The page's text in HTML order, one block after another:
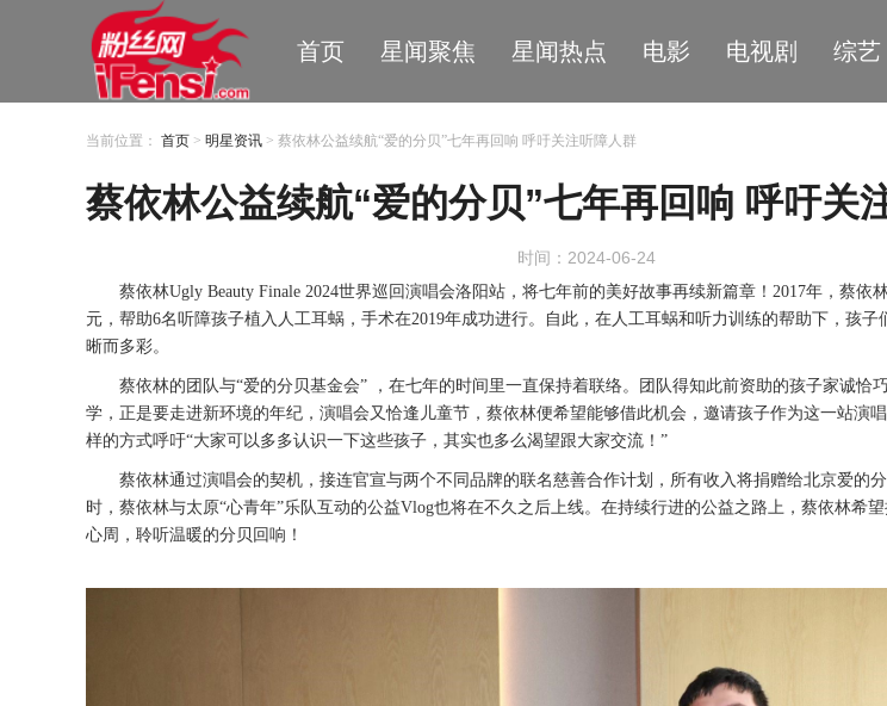
首页 星闻聚焦 星闻热点 电影 电视剧 综艺
当前位置： 首页 > 明星资讯 > 蔡依林公益续航“爱的分贝”七年再回响 呼吁关注听障人群
蔡依林公益续航“爱的分贝”七年再回响 呼吁关
时间：2024-06-24
蔡依林Ugly Beauty Finale 2024世界巡回演唱会洛阳站 ，将七年前的美好故事再续新篇章！ 2017年，蔡依
元，帮助6名听障孩子植入人工耳蜗，手术在2019年成功进行。自此，在人工耳蜗和听力训练的帮助下，孩
晰而多彩。
蔡依林的团队与“爱的分贝基金会” ，在七年的时间里一直保持着联络。团队得知此前资助的孩子家诚恰
学，正是要走进新环境的年纪，演唱会又恰逢儿童节，蔡依林便希望能够借此机会，邀请孩子作为这一站演
样的方式呼吁“大家可以多多认识一下这些孩子，其实也多么渴望跟大家交流！”
蔡依林通过演唱会的契机 ，接连官宣与两个不同品牌的联名慈善合作计划，所有收入将捐赠给北京爱的
时，蔡依林与太原“心青年”乐队互动的公益Vlog也将在不久之后上线。在持续行进的公益之路上，蔡依林希
心周，聆听温暖的分贝回响！